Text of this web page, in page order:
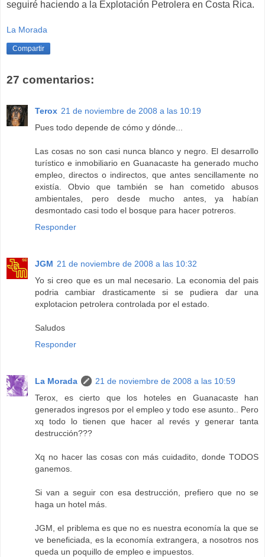
seguiré haciendo a la Explotación Petrolera en Costa Rica.
La Morada
Compartir
27 comentarios:
Terox 21 de noviembre de 2008 a las 10:19
Pues todo depende de cómo y dónde...
Las cosas no son casi nunca blanco y negro. El desarrollo
turístico e inmobiliario en Guanacaste ha generado mucho
empleo, directos o indirectos, que antes sencillamente no
existía. Obvio que también se han cometido abusos
ambientales, pero desde mucho antes, ya habían
desmontado casi todo el bosque para hacer potreros.
Responder
JGM 21 de noviembre de 2008 a las 10:32
Yo si creo que es un mal necesario. La economia del pais
podria cambiar drasticamente si se pudiera dar una
explotacion petrolera controlada por el estado.
Saludos
Responder
La Morada
21 de noviembre de 2008 a las 10:59
Terox, es cierto que los hoteles en Guanacaste han
generados ingresos por el empleo y todo ese asunto.. Pero
xq todo lo tienen que hacer al revés y generar tanta
destrucción???
Xq no hacer las cosas con más cuidadito, donde TODOS
ganemos.
Si van a seguir con esa destrucción, prefiero que no se
haga un hotel más.
JGM, el priblema es que no es nuestra economía la que se
ve beneficiada, es la economía extrangera, a nosotros nos
queda un poquillo de empleo e impuestos.